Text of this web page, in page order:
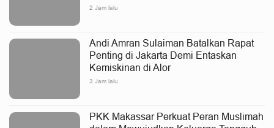
2 Jam lalu
Andi Amran Sulaiman Batalkan Rapat
Penting di Jakarta Demi Entaskan
Kemiskinan di Alor
3 Jam lalu
PKK Makassar Perkuat Peran Muslimah